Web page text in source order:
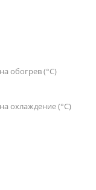
обогрев (°С)
охлаждение (°С)